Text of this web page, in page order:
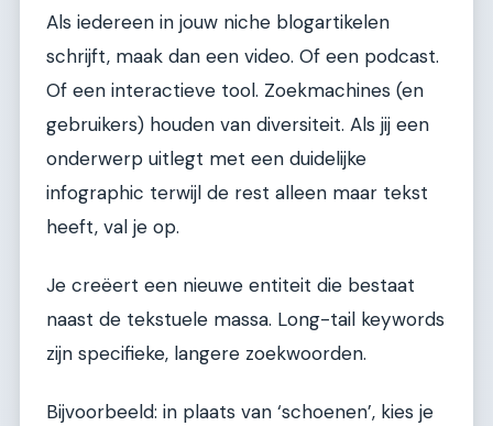
Als iedereen in jouw niche blogartikelen
schrijft, maak dan een video. Of een podcast.
Of een interactieve tool. Zoekmachines (en
gebruikers) houden van diversiteit. Als jij een
onderwerp uitlegt met een duidelijke
infographic terwijl de rest alleen maar tekst
heeft, val je op.
Je creëert een nieuwe entiteit die bestaat
naast de tekstuele massa. Long-tail keywords
zijn specifieke, langere zoekwoorden.
Bijvoorbeeld: in plaats van ‘schoenen’, kies je